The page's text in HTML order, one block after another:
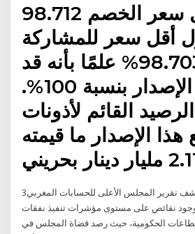
وبلغ معدل سعر الخصم 98.712
أقل سعر للمشاركة
بواقع 98.703% علمًا بأنه قد
تمت تغطية الإصدار بنسبة 100%.
القائم لأذونات
هذا الإصدار ما قيمته
3‏‏/6‏‏/1442 بعد الهجرة كشف تقرير المجلس الأعلى للحسابات المغربي
سنة 2018 وجود نقائص على مستوى مؤشرات تنفيذ نفقات
الحكومية، حيث رصد قضاة المجلس في